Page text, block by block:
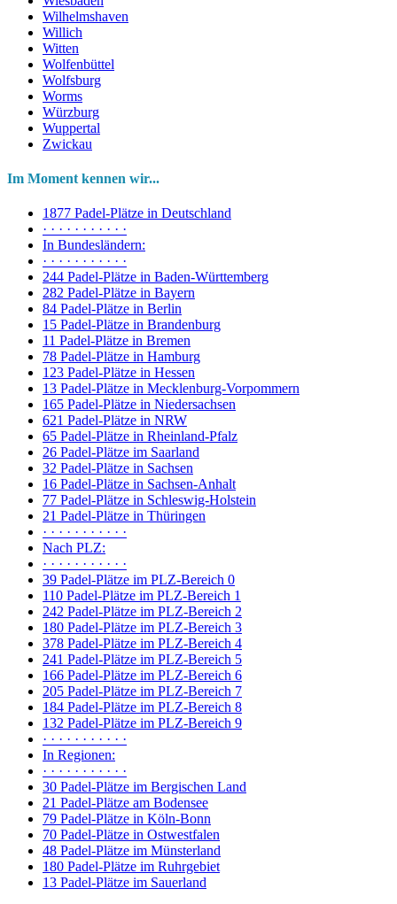
Wilhelmshaven
Willich
Witten
Wolfenbüttel
Wolfsburg
Worms
Würzburg
Wuppertal
Zwickau
Im Moment kennen wir...
1877 Padel-Plätze in Deutschland
· · · · · · · · · · ·
In Bundesländern:
· · · · · · · · · · ·
244 Padel-Plätze in Baden-Württemberg
282 Padel-Plätze in Bayern
84 Padel-Plätze in Berlin
15 Padel-Plätze in Brandenburg
11 Padel-Plätze in Bremen
78 Padel-Plätze in Hamburg
123 Padel-Plätze in Hessen
13 Padel-Plätze in Mecklenburg-Vorpommern
165 Padel-Plätze in Niedersachsen
621 Padel-Plätze in NRW
65 Padel-Plätze in Rheinland-Pfalz
26 Padel-Plätze im Saarland
32 Padel-Plätze in Sachsen
16 Padel-Plätze in Sachsen-Anhalt
77 Padel-Plätze in Schleswig-Holstein
21 Padel-Plätze in Thüringen
· · · · · · · · · · ·
Nach PLZ:
· · · · · · · · · · ·
39 Padel-Plätze im PLZ-Bereich 0
110 Padel-Plätze im PLZ-Bereich 1
242 Padel-Plätze im PLZ-Bereich 2
180 Padel-Plätze im PLZ-Bereich 3
378 Padel-Plätze im PLZ-Bereich 4
241 Padel-Plätze im PLZ-Bereich 5
166 Padel-Plätze im PLZ-Bereich 6
205 Padel-Plätze im PLZ-Bereich 7
184 Padel-Plätze im PLZ-Bereich 8
132 Padel-Plätze im PLZ-Bereich 9
· · · · · · · · · · ·
In Regionen:
· · · · · · · · · · ·
30 Padel-Plätze im Bergischen Land
21 Padel-Plätze am Bodensee
79 Padel-Plätze in Köln-Bonn
70 Padel-Plätze in Ostwestfalen
48 Padel-Plätze im Münsterland
180 Padel-Plätze im Ruhrgebiet
13 Padel-Plätze im Sauerland